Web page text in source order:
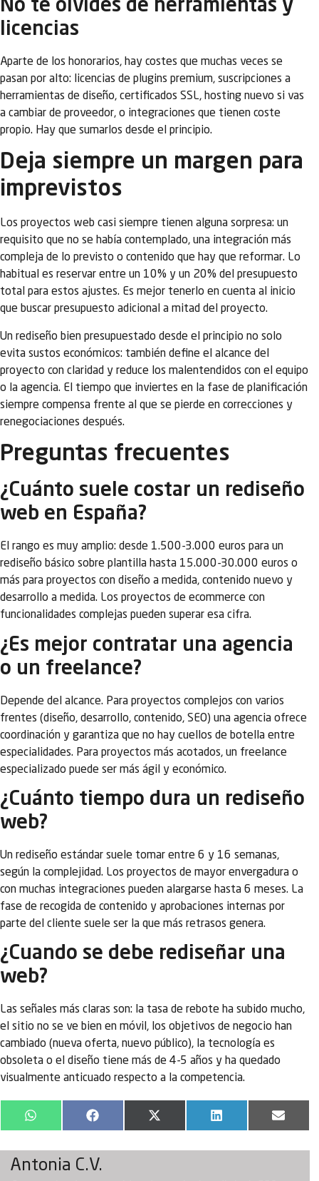
No te olvides de herramientas y
licencias
Aparte de los honorarios, hay costes que muchas veces se
pasan por alto: licencias de plugins premium, suscripciones a
herramientas de diseño, certificados SSL, hosting nuevo si vas
a cambiar de proveedor, o integraciones que tienen coste
propio. Hay que sumarlos desde el principio.
Deja siempre un margen para
imprevistos
Los proyectos web casi siempre tienen alguna sorpresa: un
requisito que no se había contemplado, una integración más
compleja de lo previsto o contenido que hay que reformar. Lo
habitual es reservar entre un 10% y un 20% del presupuesto
total para estos ajustes. Es mejor tenerlo en cuenta al inicio
que buscar presupuesto adicional a mitad del proyecto.
Un rediseño bien presupuestado desde el principio no solo
evita sustos económicos: también define el alcance del
proyecto con claridad y reduce los malentendidos con el equipo
o la agencia. El tiempo que inviertes en la fase de planificación
siempre compensa frente al que se pierde en correcciones y
renegociaciones después.
Preguntas frecuentes
¿Cuánto suele costar un rediseño
web en España?
El rango es muy amplio: desde 1.500-3.000 euros para un
rediseño básico sobre plantilla hasta 15.000-30.000 euros o
más para proyectos con diseño a medida, contenido nuevo y
desarrollo a medida. Los proyectos de ecommerce con
funcionalidades complejas pueden superar esa cifra.
¿Es mejor contratar una agencia
o un freelance?
Depende del alcance. Para proyectos complejos con varios
frentes (diseño, desarrollo, contenido, SEO) una agencia ofrece
coordinación y garantiza que no hay cuellos de botella entre
especialidades. Para proyectos más acotados, un freelance
especializado puede ser más ágil y económico.
¿Cuánto tiempo dura un rediseño
web?
Un rediseño estándar suele tomar entre 6 y 16 semanas,
según la complejidad. Los proyectos de mayor envergadura o
con muchas integraciones pueden alargarse hasta 6 meses. La
fase de recogida de contenido y aprobaciones internas por
parte del cliente suele ser la que más retrasos genera.
¿Cuando se debe rediseñar una
web?
Las señales más claras son: la tasa de rebote ha subido mucho,
el sitio no se ve bien en móvil, los objetivos de negocio han
cambiado (nueva oferta, nuevo público), la tecnología es
obsoleta o el diseño tiene más de 4-5 años y ha quedado
visualmente anticuado respecto a la competencia.
WhatsApp Facebook
X
(Twitter)
LinkedIn Email
Antonia C.V.